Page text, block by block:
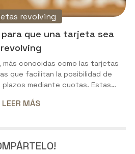
que una tarjeta sea
revolving
revolving
conocidas como las tarjetas
que facilitan la posibilidad de
plazos mediante cuotas. Estas
excesivos, y ofrecen la
otra herramienta que permite a
lucrarse, ya que los intereses
LEER MÁS